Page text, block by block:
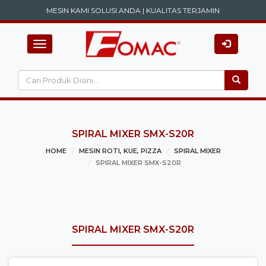
MESIN KAMI SOLUSI ANDA | KUALITAS TERJAMIN
Toggle navigation
SPIRAL MIXER SMX-S20R
HOME MESIN ROTI, KUE, PIZZA
SPIRAL MIXER
SPIRAL MIXER SMX-S20R
SPIRAL MIXER SMX-S20R